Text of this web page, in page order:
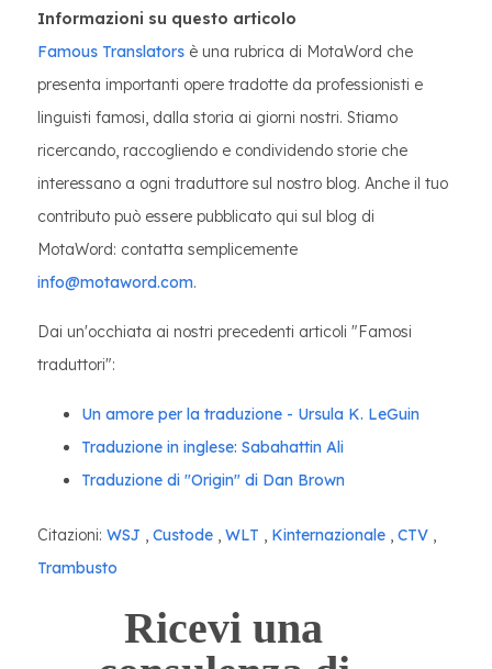
Informazioni su questo articolo
Famous Translators è una rubrica di MotaWord che
presenta importanti opere tradotte da professionisti e
linguisti famosi, dalla storia ai giorni nostri. Stiamo
ricercando, raccogliendo e condividendo storie che
interessano a ogni traduttore sul nostro blog. Anche il tuo
contributo può essere pubblicato qui sul blog di
MotaWord: contatta semplicemente
info@motaword.com.
Dai un'occhiata ai nostri precedenti articoli "Famosi
traduttori":
Un amore per la traduzione - Ursula K. LeGuin
Traduzione in inglese: Sabahattin Ali
Traduzione di "Origin" di Dan Brown
Citazioni: WSJ , Custode , WLT , Kinternazionale , CTV ,
Trambusto
Ricevi una